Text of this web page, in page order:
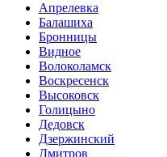
Апрелевка
Балашиха
Бронницы
Видное
Волоколамск
Воскресенск
Высоковск
Голицыно
Дедовск
Дзержинский
Дмитров